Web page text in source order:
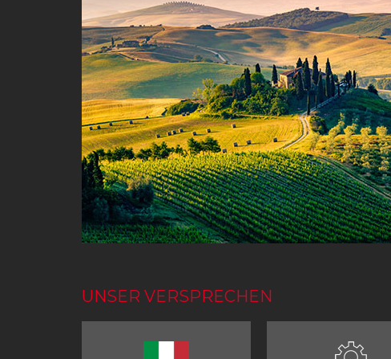
UNSER VERSPRECHEN